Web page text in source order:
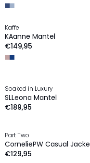
NEU
Kaffe
KAanne Mantel
€149,95
NEU
Soaked in Luxury
SLLeona Mantel
€189,95
NEU
Part Two
CorneliePW Casual Jacke
€129,95